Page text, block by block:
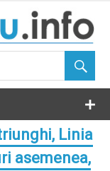
Linia
asemenea,